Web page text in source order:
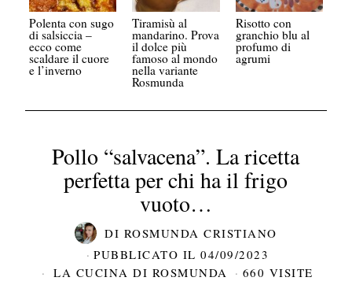
Polenta con sugo
di salsiccia –
ecco come
scaldare il cuore
e l’inverno
Tiramisù al
mandarino. Prova
il dolce più
famoso al mondo
nella variante
Rosmunda
Risotto con
granchio blu al
profumo di
agrumi
Pollo “salvacena”. La ricetta
perfetta per chi ha il frigo
vuoto…
DI ROSMUNDA CRISTIANO
PUBBLICATO IL 04/09/2023
LA CUCINA DI ROSMUNDA
660 VISITE